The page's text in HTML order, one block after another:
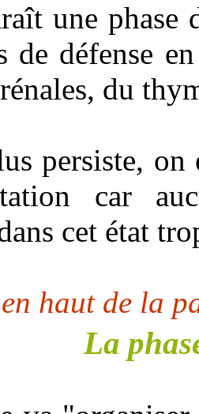
une phase
de défense
du
persiste, on
car
cet état
haut de la
La